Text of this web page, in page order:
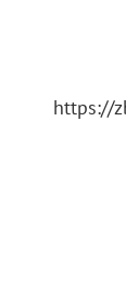
https://​